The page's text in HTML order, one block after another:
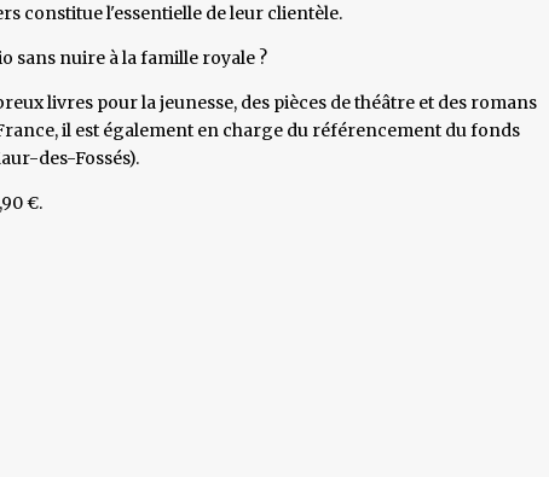
constitue l'essentielle de leur clientèle.
sans nuire à la famille royale ?
livres pour la jeunesse, des pièces de théâtre et des romans
il est également en charge du référencement du fonds
des-Fossés).
€.